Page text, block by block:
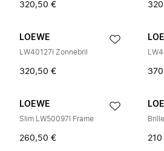
320,50 €
LOEWE
LW40127I Zonnebril
320,50 €
LOEWE
Slim LW50097I Frame
260,50 €